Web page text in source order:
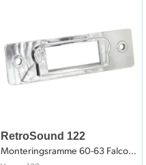
RetroSound 122
Monteringsramme 60-63 Falcon style